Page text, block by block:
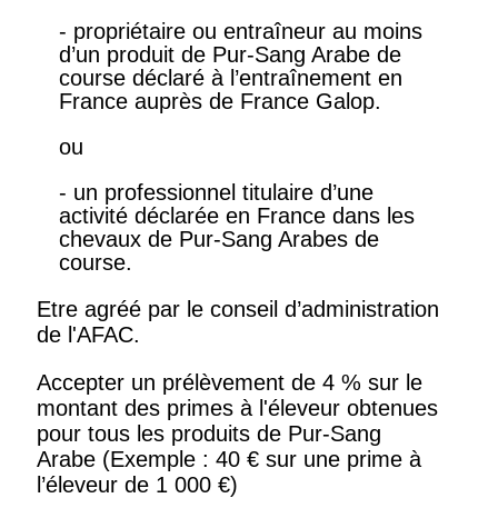
- propriétaire ou entraîneur au moins
d’un produit de Pur-Sang Arabe de
course déclaré à l’entraînement en
France auprès de France Galop.
ou
- un professionnel titulaire d’une
activité déclarée en France dans les
chevaux de Pur-Sang Arabes de
course.
Etre agréé par le conseil d’administration
de l'AFAC.
Accepter un prélèvement de 4 % sur le
montant des primes à l'éleveur obtenues
pour tous les produits de Pur-Sang
Arabe (Exemple : 40 € sur une prime à
l’éleveur de 1 000 €)